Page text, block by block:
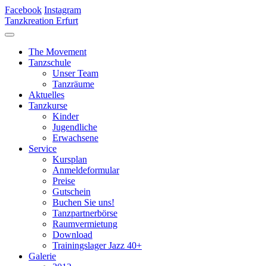
Facebook Instagram
Tanzkreation Erfurt
The Movement
Tanzschule
Unser Team
Tanzräume
Aktuelles
Tanzkurse
Kinder
Jugendliche
Erwachsene
Service
Kursplan
Anmeldeformular
Preise
Gutschein
Buchen Sie uns!
Tanzpartnerbörse
Raumvermietung
Download
Trainingslager Jazz 40+
Galerie